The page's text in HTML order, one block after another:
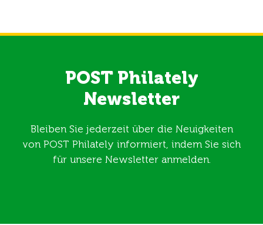
POST Philately
Newsletter
Bleiben Sie jederzeit über die Neuigkeiten
von POST Philately informiert, indem Sie sich
für unsere Newsletter anmelden.